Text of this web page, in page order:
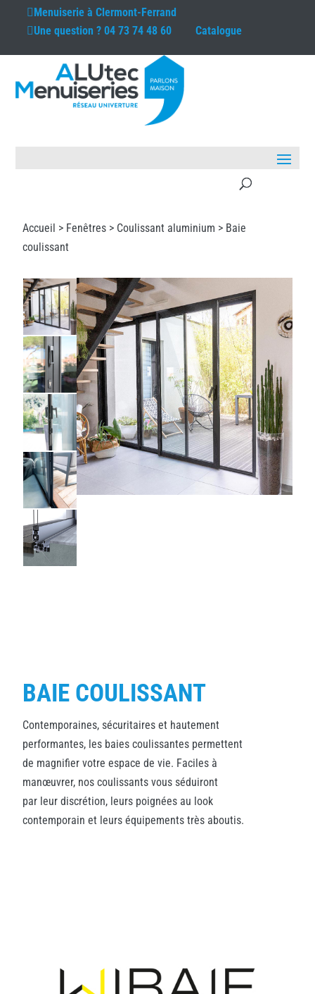
Menuiserie àClermont-Ferrand
Une question ?04 73 74 48 60 Catalogue
Accueil > Fenêtres > Coulissant aluminium > Baie
coulissant
BAIE COULISSANT
Contemporaines, sécuritaires et hautement
performantes, les baies coulissantes permettent
de magnifier votre espace de vie. Faciles à
manœuvrer, nos coulissants vous séduiront
par leur discrétion, leurs poignées au look
contemporain et leurs équipements très aboutis.